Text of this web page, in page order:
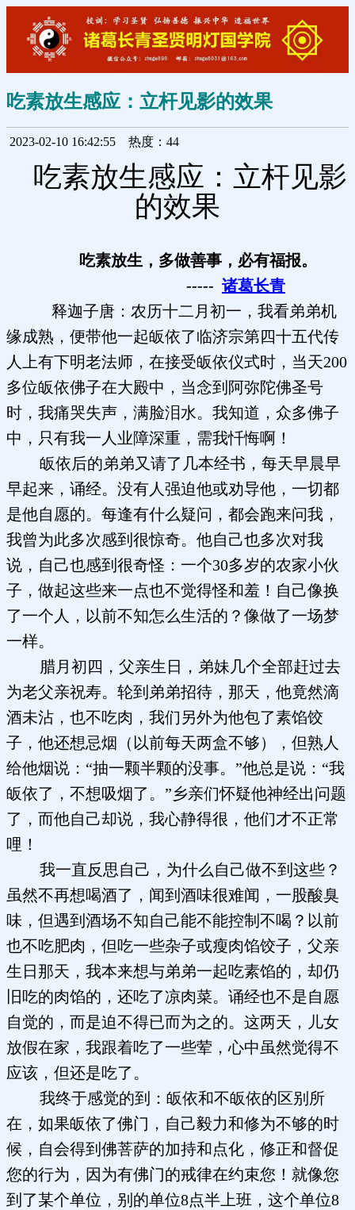
吃素放生感应：立杆见影的效果
2023-02-10 16:42:55 热度：44
吃素放生感应：立杆见影
的效果
吃素放生，多做善事，必有福报。
----- 诸葛长青
释迦子唐：农历十二月初一，我看弟弟机
缘成熟，便带他一起皈依了临济宗第四十五代传
人上有下明老法师，在接受皈依仪式时，当天200
多位皈依佛子在大殿中，当念到阿弥陀佛圣号
时，我痛哭失声，满脸泪水。我知道，众多佛子
中，只有我一人业障深重，需我忏悔啊！
皈依后的弟弟又请了几本经书，每天早晨早
早起来，诵经。没有人强迫他或劝导他，一切都
是他自愿的。每逢有什么疑问，都会跑来问我，
我曾为此多次感到很惊奇。他自己也多次对我
说，自己也感到很奇怪：一个30多岁的农家小伙
子，做起这些来一点也不觉得怪和羞！自己像换
了一个人，以前不知怎么生活的？像做了一场梦
一样。
腊月初四，父亲生日，弟妹几个全部赶过去
为老父亲祝寿。轮到弟弟招待，那天，他竟然滴
酒未沾，也不吃肉，我们另外为他包了素馅饺
子，他还想忌烟（以前每天两盒不够），但熟人
给他烟说：“抽一颗半颗的没事。”他总是说：“我
皈依了，不想吸烟了。”乡亲们怀疑他神经出问题
了，而他自己却说，我心静得很，他们才不正常
哩！
我一直反思自己，为什么自己做不到这些？
虽然不再想喝酒了，闻到酒味很难闻，一股酸臭
味，但遇到酒场不知自己能不能控制不喝？以前
也不吃肥肉，但吃一些杂子或瘦肉馅饺子，父亲
生日那天，我本来想与弟弟一起吃素馅的，却仍
旧吃的肉馅的，还吃了凉肉菜。诵经也不是自愿
自觉的，而是迫不得已而为之的。这两天，儿女
放假在家，我跟着吃了一些荤，心中虽然觉得不
应该，但还是吃了。
我终于感觉的到：皈依和不皈依的区别所
在，如果皈依了佛门，自己毅力和修为不够的时
候，自会得到佛菩萨的加持和点化，修正和督促
您的行为，因为有佛门的戒律在约束您！就像您
到了某个单位，别的单位8点半上班，这个单位8